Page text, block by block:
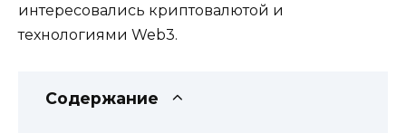
интересовались криптовалютой и
технологиями Web3.
Содержание